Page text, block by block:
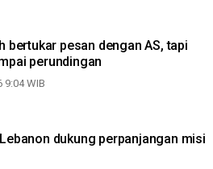
bertukar pesan dengan AS, tapi
perundingan
9:04 WIB
dukung perpanjangan misi